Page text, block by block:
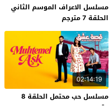
مسلسل الاعراف الموسم الثاني
الحلقة 7 مترجم
02:14:19
مسلسل حب محتمل الحلقة 8